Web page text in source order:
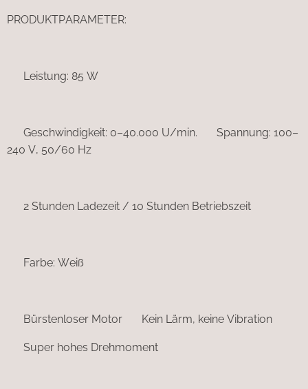
PRODUKTPARAMETER:
▪︎ Leistung: 85 W
▪︎ Geschwindigkeit: 0–40.000 U/min. ▪︎ Spannung: 100–
240 V, 50/60 Hz
▪︎ 2 Stunden Ladezeit / 10 Stunden Betriebszeit
▪︎ Farbe: Weiß
▪︎ Bürstenloser Motor ▪︎ Kein Lärm, keine Vibration
▪︎ Super hohes Drehmoment